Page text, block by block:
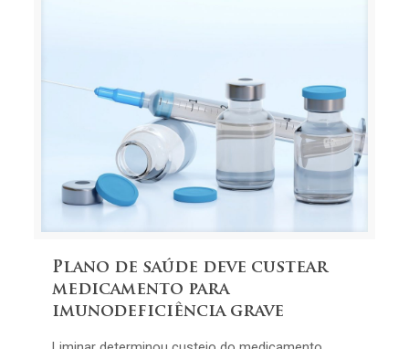
Plano de saúde deve custear
medicamento para
imunodeficiência grave